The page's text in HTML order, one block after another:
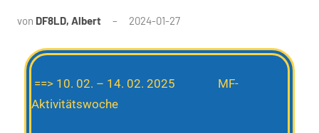
von DF8LD, Albert 2024-01-27
==> 10. 02. – 14. 02. 2025 MF-
Aktivitätswoche